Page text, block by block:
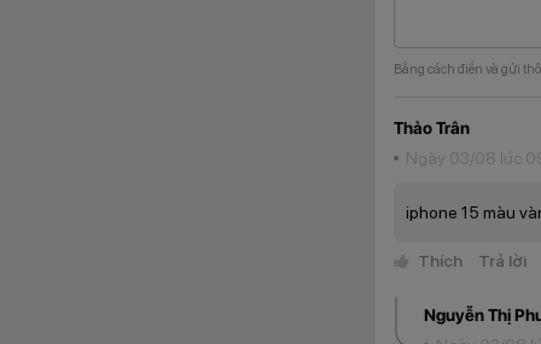
Giá bán
Bằng cách điền và gửi
Thảo Trân
Ngày 03/08 lúc
iphone 15 màu
Thích Trả lời
Nguyễn Thị